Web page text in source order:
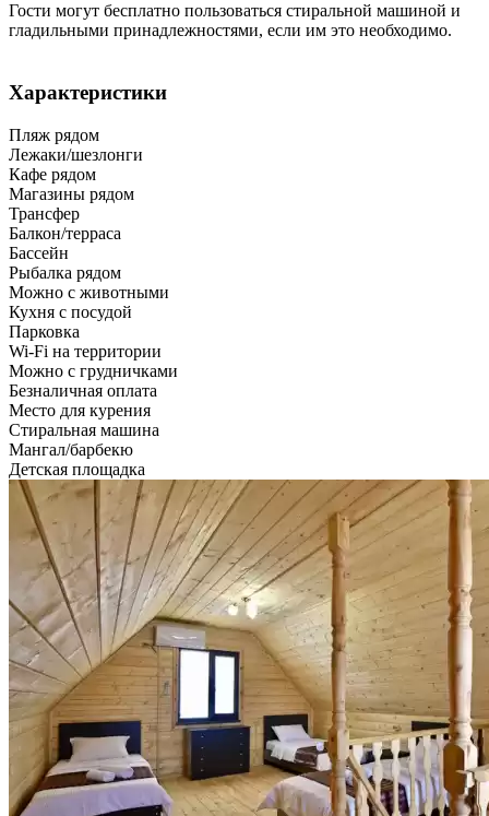
Гости могут бесплатно пользоваться стиральной машиной и
гладильными принадлежностями, если им это необходимо.
Характеристики
Пляж рядом
Лежаки/шезлонги
Кафе рядом
Магазины рядом
Трансфер
Балкон/терраса
Бассейн
Рыбалка рядом
Можно с животными
Кухня с посудой
Парковка
Wi-Fi на территории
Можно с грудничками
Безналичная оплата
Место для курения
Стиральная машина
Мангал/барбекю
Детская площадка